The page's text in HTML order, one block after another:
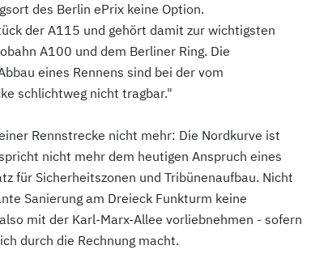
des Berlin ePrix keine Option.
der A115 und gehört damit zur wichtigsten
A100 und dem Berliner Ring. Die
eines Rennens sind bei der vom
schlichtweg nicht tragbar."
Rennstrecke nicht mehr: Die Nordkurve ist
nicht mehr dem heutigen Anspruch eines
für Sicherheitszonen und Tribünenaufbau. Nicht
Sanierung am Dreieck Funkturm keine
mit der Karl-Marx-Allee vorliebnehmen - sofern
durch die Rechnung macht.